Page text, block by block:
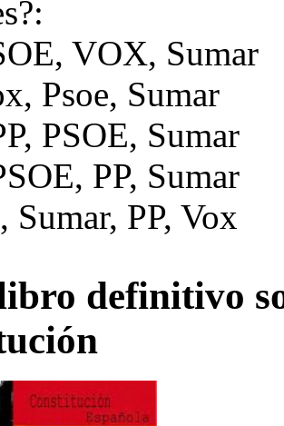
VOX, Sumar
Psoe, Sumar
PSOE, Sumar
PP, Sumar
Sumar, PP, Vox
definitivo